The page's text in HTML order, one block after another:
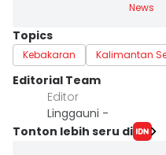
News
Topics
Kebakaran Kalimantan
Editorial Team
Editor
Linggauni -
Tonton lebih seru di